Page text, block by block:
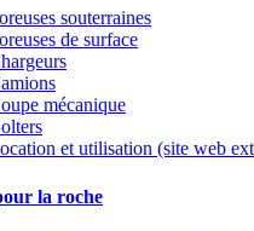
souterraines
de surface
mécanique
et utilisation (site web
la roche